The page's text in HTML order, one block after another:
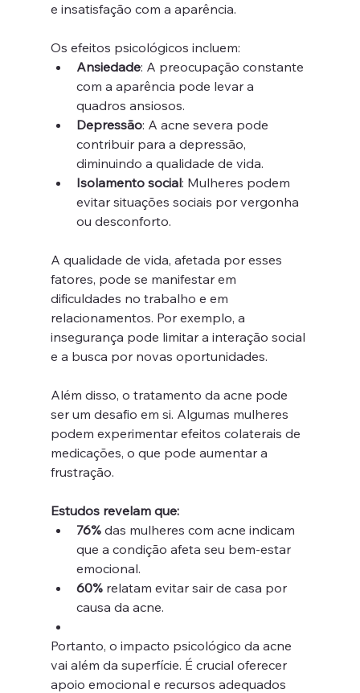
e insatisfação com a aparência.
Os efeitos psicológicos incluem:
Ansiedade: A preocupação constante
com a aparência pode levar a
quadros ansiosos.
Depressão: A acne severa pode
contribuir para a depressão,
diminuindo a qualidade de vida.
Isolamento social: Mulheres podem
evitar situações sociais por vergonha
ou desconforto.
A qualidade de vida, afetada por esses
fatores, pode se manifestar em
dificuldades no trabalho e em
relacionamentos. Por exemplo, a
insegurança pode limitar a interação social
e a busca por novas oportunidades.
Além disso, o tratamento da acne pode
ser um desafio em si. Algumas mulheres
podem experimentar efeitos colaterais de
medicações, o que pode aumentar a
frustração.
Estudos revelam que:
76% das mulheres com acne indicam
que a condição afeta seu bem-estar
emocional.
60% relatam evitar sair de casa por
causa da acne.
Portanto, o impacto psicológico da acne
vai além da superfície. É crucial oferecer
apoio emocional e recursos adequados